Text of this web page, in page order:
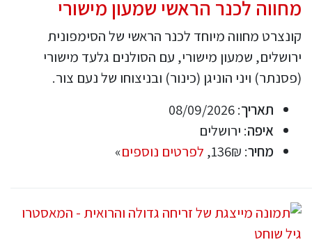
מחווה לכנר הראשי שמעון מישורי
קונצרט מחווה מיוחד לכנר הראשי של הסימפונית
ירושלים, שמעון מישורי, עם הסולנים גלעד מישורי
(פסנתר) ויני הוניגן (כינור) ובניצוחו של נעם צור.
תאריך: 08/09/2026
איפה: ירושלים
מחיר: 136₪, לפרטים נוספים»